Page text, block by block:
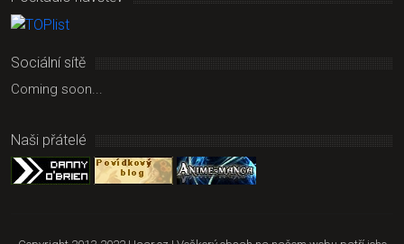
Sociální sítě
Coming soon...
Naši přátelé